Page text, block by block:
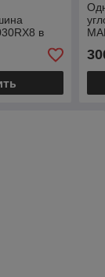
в
кругов
мм.,